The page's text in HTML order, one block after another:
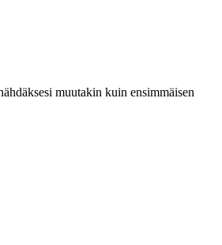
muutakin kuin ensimmäisen